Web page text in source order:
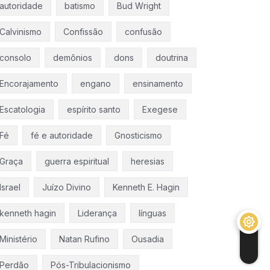
autoridade batismo Bud Wright
Calvinismo Confissão confusão
consolo demônios dons doutrina
Encorajamento engano ensinamento
Escatologia espírito santo Exegese
Fé fé e autoridade Gnosticismo
Graça guerra espiritual heresias
Israel Juízo Divino Kenneth E. Hagin
kenneth hagin Liderança línguas
Ministério Natan Rufino Ousadia
Perdão Pós-Tribulacionismo